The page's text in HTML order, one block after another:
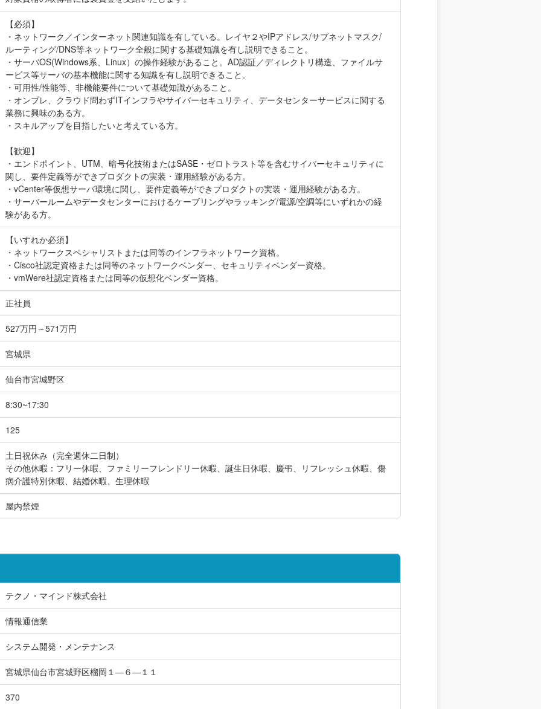
【必須】
・ネットワーク／インターネット関連知識を有している。レイヤ２やIPアドレス/サブネットマスク/
ルーティング/DNS等ネットワーク全般に関する基礎知識を有し説明できること。
・サーバOS(Windows系、Linux）の操作経験があること。AD認証／ディレクトリ構造、ファイルサ
ービス等サーバの基本機能に関する知識を有し説明できること。
・可用性/性能等、非機能要件について基礎知識があること。
・オンプレ、クラウド問わずITインフラやサイバーセキュリティ、データセンターサービスに関する
業務に興味のある方。
・スキルアップを目指したいと考えている方。
【歓迎】
・エンドポイント、UTM、暗号化技術またはSASE・ゼロトラスト等を含むサイバーセキュリティに
関し、要件定義等ができプロダクトの実装・運用経験がある方。
・vCenter等仮想サーバ環境に関し、要件定義等ができプロダクトの実装・運用経験がある方。
・サーバールームやデータセンターにおけるケーブリングやラッキング/電源/空調等にいずれかの経
験がある方。
【いすれか必須】
・ネットワークスペシャリストまたは同等のインフラネットワーク資格。
・Cisco社認定資格または同等のネットワークベンダー、セキュリティベンダー資格。
・vmWere社認定資格または同等の仮想化ベンダー資格。
正社員
527万円～571万円
宮城県
仙台市宮城野区
8:30~17:30
125
土日祝休み（完全週休二日制）
その他休暇：フリー休暇、ファミリーフレンドリー休暇、誕生日休暇、慶弔、リフレッシュ休暇、傷
病介護特別休暇、結婚休暇、生理休暇
屋内禁煙
テクノ・マインド株式会社
情報通信業
システム開発・メンテナンス
宮城県仙台市宮城野区榴岡１―６―１１
370